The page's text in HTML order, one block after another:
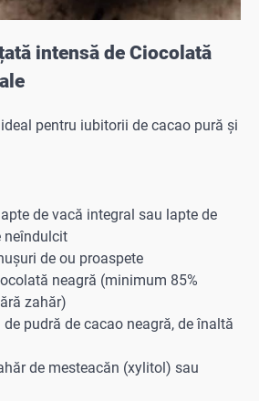
intensă de Ciocolată
pentru iubitorii de cacao pură și
de vacă integral sau lapte de
neîndulcit
de ou proaspete
neagră (minimum 85%
zahăr)
pudră de cacao neagră, de înaltă
de mesteacăn (xylitol) sau